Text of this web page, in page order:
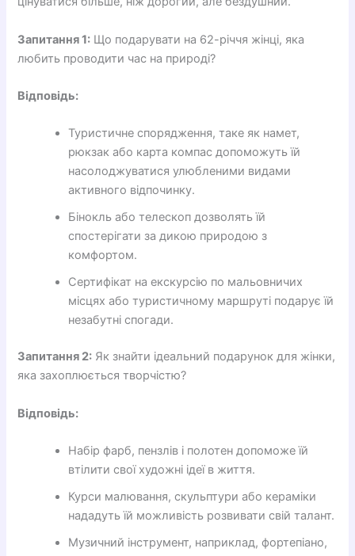
Запитання 1: Що подарувати на 62-річчя жінці, яка
любить проводити час на природі?
Відповідь:
Туристичне спорядження, таке як намет,
рюкзак або карта компас допоможуть їй
насолоджуватися улюбленими видами
активного відпочинку.
Бінокль або телескоп дозволять їй
спостерігати за дикою природою з
комфортом.
Сертифікат на екскурсію по мальовничих
місцях або туристичному маршруті подарує їй
незабутні спогади.
Запитання 2: Як знайти ідеальний подарунок для жінки,
яка захоплюється творчістю?
Відповідь:
Набір фарб, пензлів і полотен допоможе їй
втілити свої художні ідеї в життя.
Курси малювання, скульптури або кераміки
нададуть їй можливість розвивати свій талант.
Музичний інструмент, наприклад, фортепіано,